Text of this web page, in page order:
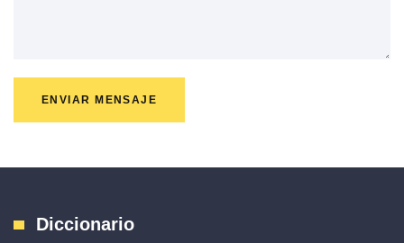
ENVIAR MENSAJE
Diccionario